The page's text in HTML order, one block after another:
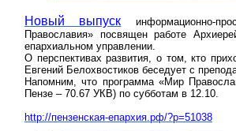
Новый выпуск
информационно-
Православия» посвящен работе
епархиальном управлении.
О перспективах развития, о том, кто
Евгений Белохвостиков беседует с
Напомним, что программа «Мир
Пензе – 70.67 УКВ) по субботам в 12.10.
http://пензенская-епархия.рф/?p=51038